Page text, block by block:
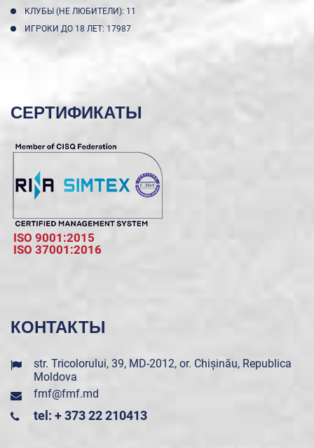
КЛУБЫ (НЕ ЛЮБИТЕЛИ): 11
ИГРОКИ ДО 18 ЛЕТ: 17987
СЕРТИФИКАТЫ
ISO 9001:2015
ISO 37001:2016
КОНТАКТЫ
str. Tricolorului, 39, MD-2012, or. Chișinău, Republica
Moldova
fmf@fmf.md
tel: + 373 22 210413